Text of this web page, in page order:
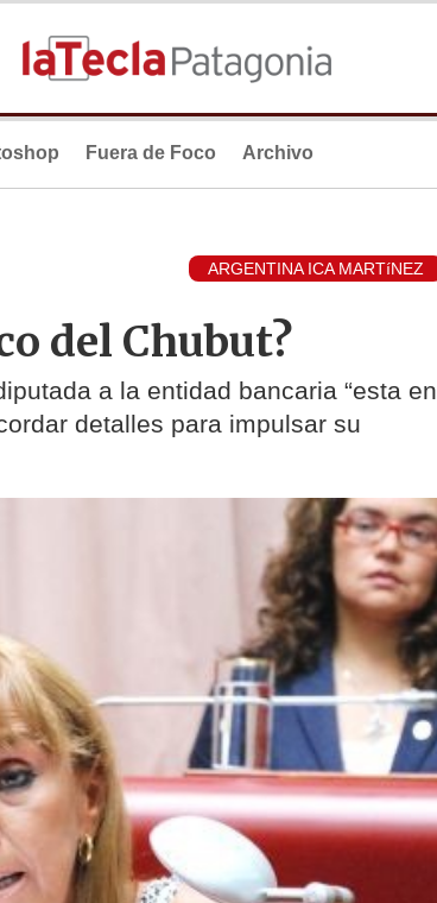
Fuera de Foco Archivo
ARGENTINA ICA MARTíNEZ
del Chubut?
a la entidad bancaria “esta en
detalles para impulsar su